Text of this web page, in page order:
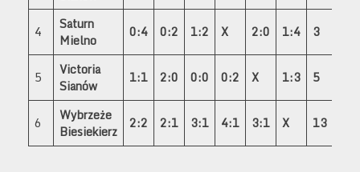
4
Saturn
Mielno
0:4 0:2 1:2 X 2:0 1:4 3
5
Victoria
Sianów
1:1 2:0 0:0 0:2 X 1:3 5
6
Wybrzeże
Biesiekierz
2:2 2:1 3:1 4:1 3:1 X 13